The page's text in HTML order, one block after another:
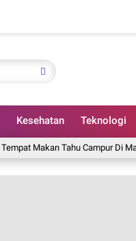
Kesehatan Teknologi
Tahu Campur Di Malang,